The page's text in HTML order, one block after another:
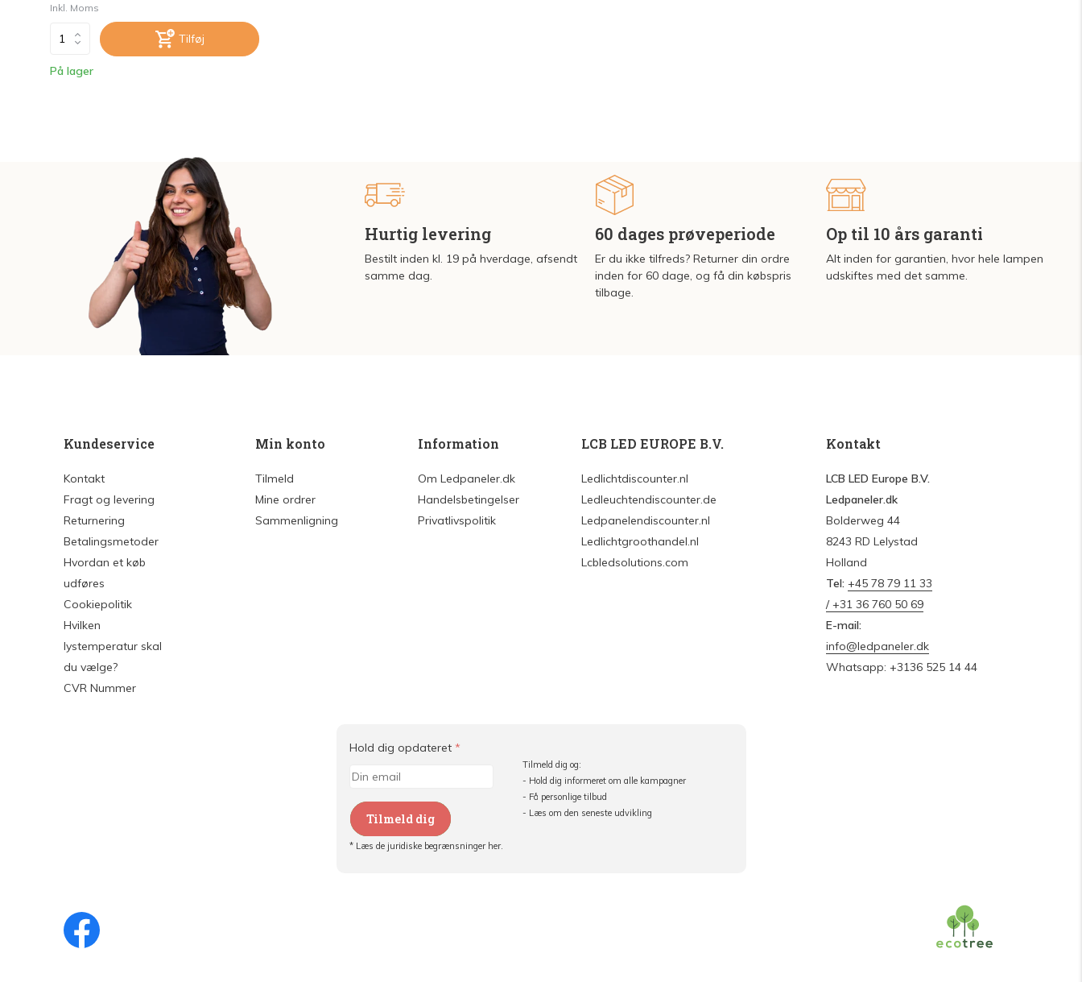
Inkl. Moms
Tilføj
På lager
Hurtig levering
Bestilt inden kl. 19 på hverdage, afsendt
samme dag.
60 dages prøveperiode
Er du ikke tilfreds? Returner din ordre
inden for 60 dage, og få din købspris
tilbage.
Op til 10 års garanti
Alt inden for garantien, hvor hele lampen
udskiftes med det samme.
Kundeservice
Kontakt
Fragt og levering
Returnering
Betalingsmetoder
Hvordan et køb
udføres
Cookiepolitik
Hvilken
lystemperatur skal
du vælge?
CVR Nummer
Min konto
Tilmeld
Mine ordrer
Sammenligning
Information
Om Ledpaneler.dk
Handelsbetingelser
Privatlivspolitik
LCB LED EUROPE B.V.
Ledlichtdiscounter.nl
Ledleuchtendiscounter.de
Ledpanelendiscounter.nl
Ledlichtgroothandel.nl
Lcbledsolutions.com
Kontakt
LCB LED Europe B.V.
Ledpaneler.dk
Bolderweg 44
8243 RD Lelystad
Holland
Tel: +45 78 79 11 33
/ +31 36 760 50 69
E-mail:
info@ledpaneler.dk
Whatsapp: +3136 525 14 44
Hold dig opdateret *
Tilmeld dig
* Læs de juridiske begrænsninger her.
Tilmeld dig og:
- Hold dig informeret om alle kampagner
- Få personlige tilbud
- Læs om den seneste udvikling